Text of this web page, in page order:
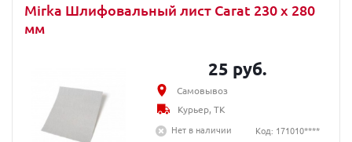
Mirka Шлифовальный лист Carat 230 x 280
мм
25 руб.
Самовывоз
Курьер, ТК
Нет в наличии
Код: 171010****